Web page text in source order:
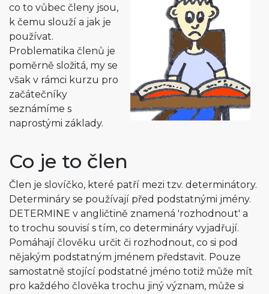
co to vůbec členy jsou,
k čemu slouží a jak je
používat.
Problematika členů je
poměrně složitá, my se
však v rámci kurzu pro
začátečníky
seznámíme s
naprostými základy.
Co je to člen
Člen je slovíčko, které patří mezi tzv. determinátory.
Determináry se používají před podstatnými jmény.
DETERMINE v angličtině znamená 'rozhodnout' a
to trochu souvisí s tím, co determináry vyjadřují.
Pomáhají člověku určit či rozhodnout, co si pod
nějakým podstatným jménem představit. Pouze
samostatně stojící podstatné jméno totiž může mít
pro každého člověka trochu jiný význam, může si